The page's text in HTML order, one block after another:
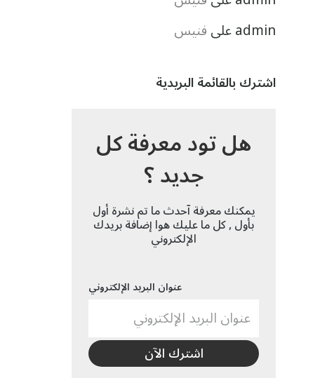
adminعلىفنيس
اشترك بالقائمة البريدية
هل تود معرفة كل
جديد ؟
يمكنك معرفة آحدث ما تم نشرة أول
بأول , كل ما عليك هوا إضافة بريدك
الإلكتروني
عنوان البريد الإلكتروني